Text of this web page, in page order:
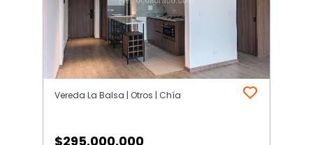
Vereda La Balsa | Otros | Chía
$295.000.000